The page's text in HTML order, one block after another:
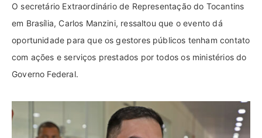
O secretário Extraordinário de Representação do Tocantins
em Brasília, Carlos Manzini, ressaltou que o evento dá
oportunidade para que os gestores públicos tenham contato
com ações e serviços prestados por todos os ministérios do
Governo Federal.